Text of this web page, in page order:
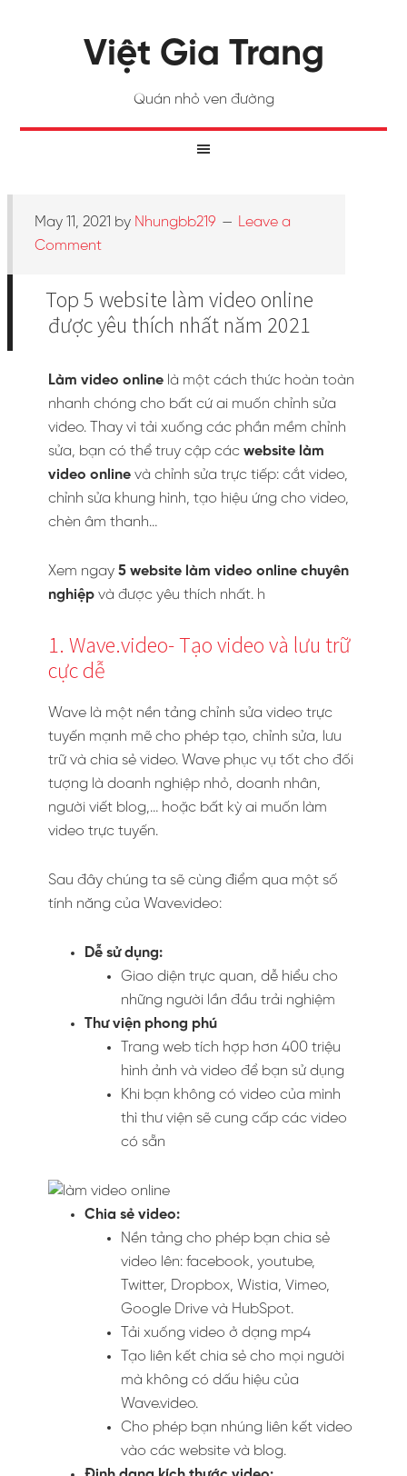
Việt Gia Trang
Quán nhỏ ven đường
May 11, 2021 by Nhungbb219
Leave a
Comment
Top 5 website làm video online
được yêu thích nhất năm 2021
Làm video online là một cách thức hoàn toàn
nhanh chóng cho bất cứ ai muốn chỉnh sửa
video. Thay vì tải xuống các phần mềm chỉnh
sửa, bạn có thể truy cập các website làm
video online và chỉnh sửa trực tiếp: cắt video,
chỉnh sửa khung hình, tạo hiệu ứng cho video,
chèn âm thanh…
Xem ngay 5 website làm video online chuyên
nghiệp và được yêu thích nhất. h
1. Wave.video- Tạo video và lưu trữ
cực dễ
Wave là một nền tảng chỉnh sửa video trực
tuyến mạnh mẽ cho phép tạo, chỉnh sửa, lưu
trữ và chia sẻ video. Wave phục vụ tốt cho đối
tượng là doanh nghiệp nhỏ, doanh nhân,
người viết blog,… hoặc bất kỳ ai muốn làm
video trực tuyến.
Sau đây chúng ta sẽ cùng điểm qua một số
tính năng của Wave.video:
Dễ sử dụng:
Giao diện trực quan, dễ hiểu cho
những người lần đầu trải nghiệm
Thư viện phong phú
Trang web tích hợp hơn 400 triệu
hình ảnh và video để bạn sử dụng
Khi bạn không có video của mình
thì thư viện sẽ cung cấp các video
có sẵn
Chia sẻ video:
Nền tảng cho phép bạn chia sẻ
video lên: facebook, youtube,
Twitter, Dropbox, Wistia, Vimeo,
Google Drive và HubSpot.
Tải xuống video ở dạng mp4
Tạo liên kết chia sẻ cho mọi người
mà không có dấu hiệu của
Wave.video.
Cho phép bạn nhúng liên kết video
vào các website và blog.